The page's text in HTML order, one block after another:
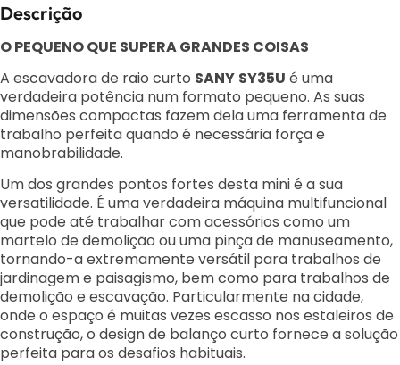
Descrição
O PEQUENO QUE SUPERA GRANDES COISAS
A escavadora de raio curto SANY SY35U é uma
verdadeira potência num formato pequeno. As suas
dimensões compactas fazem dela uma ferramenta de
trabalho perfeita quando é necessária força e
manobrabilidade.
Um dos grandes pontos fortes desta mini é a sua
versatilidade. É uma verdadeira máquina multifuncional
que pode até trabalhar com acessórios como um
martelo de demolição ou uma pinça de manuseamento,
tornando-a extremamente versátil para trabalhos de
jardinagem e paisagismo, bem como para trabalhos de
demolição e escavação. Particularmente na cidade,
onde o espaço é muitas vezes escasso nos estaleiros de
construção, o design de balanço curto fornece a solução
perfeita para os desafios habituais.